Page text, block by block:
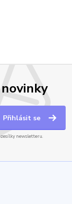
Přihlásit se
newsletteru.